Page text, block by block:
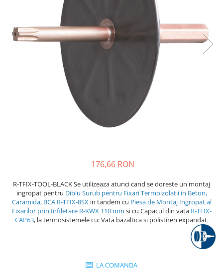
Plasă Termoizolație
Plasă Tencuieli și Șape
Alte Plase
Doze și Platforme
Adezivi Termoizolații
Finisaje
Accesorii Finisaje
Uși de Vizitare
176,66 RON
R-TFIX-TOOL-BLACK Se utilizeaza atunci cand se doreste un montaj
ingropat pentru Diblu Surub pentru Fixari Termoizolatii in Beton,
Caramida, BCA R-TFIX-8SXin tandem cu Piesa de Montaj Ingropat al
Fixarilor prin Infiletare R-KWX 110 mm si cu Capacul din vata R-TFIX-
CAP63, la termosistemele cu: Vata bazaltica si polistiren expandat.
LA COMANDA